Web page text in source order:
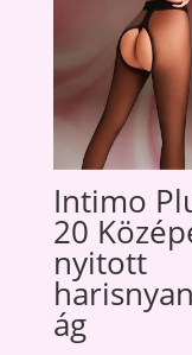
Intimo
20
nyitott
ág